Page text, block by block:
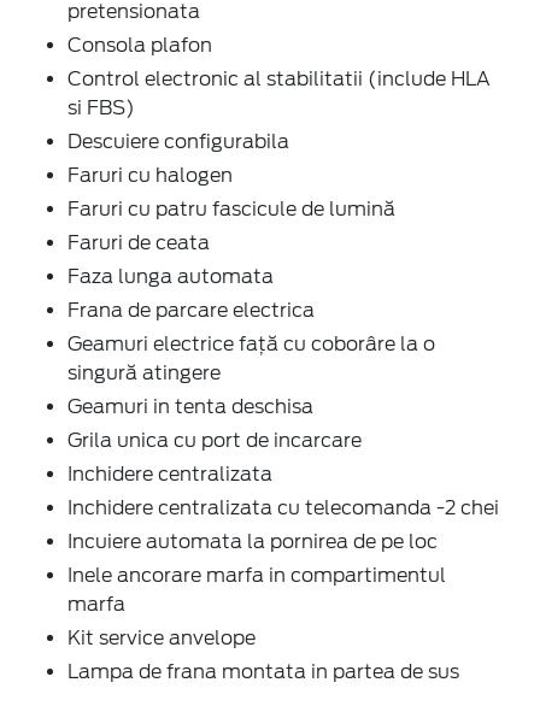
pretensionata
Consola plafon
Control electronic al stabilitatii (include HLA
si FBS)
Descuiere configurabila
Faruri cu halogen
Faruri cu patru fascicule de lumină
Faruri de ceata
Faza lunga automata
Frana de parcare electrica
Geamuri electrice faţă cu coborâre la o
singură atingere
Geamuri in tenta deschisa
Grila unica cu port de incarcare
Inchidere centralizata
Inchidere centralizata cu telecomanda -2 chei
Incuiere automata la pornirea de pe loc
Inele ancorare marfa in compartimentul
marfa
Kit service anvelope
Lampa de frana montata in partea de sus